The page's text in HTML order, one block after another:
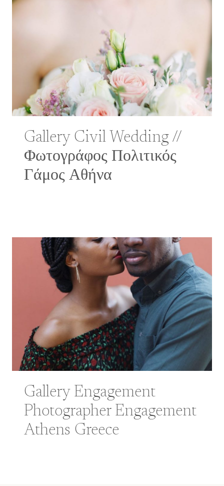
Gallery Civil Wedding //
Φωτογράφος Πολιτικός
Γάμος Αθήνα
Gallery Engagement
Photographer Engagement
Athens Greece